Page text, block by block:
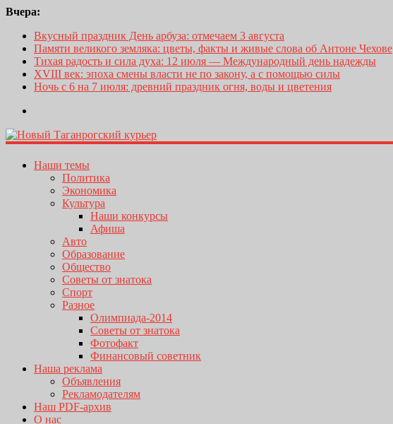
Вчера:
Вкусный праздник День арбуза: отмечаем 3 августа
Памяти великого земляка: цветы, факты и живые слова об Антоне Чехове
Тихая радость и сила духа: 12 июля — Международный день надежды
XVIII век: эпоха смены власти не по закону, а с помощью силы
Ночь с 6 на 7 июля: древний праздник огня, воды и цветения
Наши темы
Политика
Экономика
Культура
Наши конкурсы
Афиша
Авто
Образование
Общество
Советы от знатока
Спорт
Разное
Олимпиада-2014
Советы от знатока
Фотофакт
Финансовый советник
Наша реклама
Объявления
Рекламодателям
Наш PDF-архив
О нас